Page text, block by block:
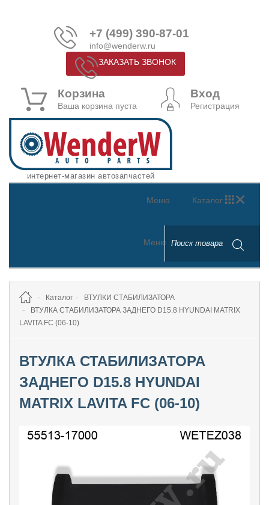
+7 (499) 390-87-01
info@wenderw.ru
ЗАКАЗАТЬ ЗВОНОК
Корзина
Ваша корзина пуста
Вход
Регистрация
интернет-магазин автозапчастей
Каталог
Меню
Меню
Каталог
ВТУЛКИ СТАБИЛИЗАТОРА
ВТУЛКА СТАБИЛИЗАТОРА ЗАДНЕГО D15.8 HYUNDAI MATRIX
LAVITA FC (06-10)
ВТУЛКА СТАБИЛИЗАТОРА
ЗАДНЕГО D15.8 HYUNDAI
MATRIX LAVITA FC (06-10)